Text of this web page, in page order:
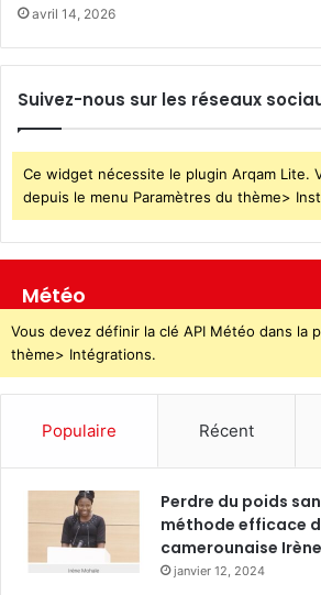
avril 14, 2026
Suivez-nous sur les réseaux
Ce widget nécessite le plugin Arqam Lite.
depuis le menu Paramètres du thème>
Météo
Vous devez définir la clé API Météo dans la
thème> Intégrations.
Populaire Récent
Perdre du poids
méthode efficace
camerounaise
janvier 12, 2024